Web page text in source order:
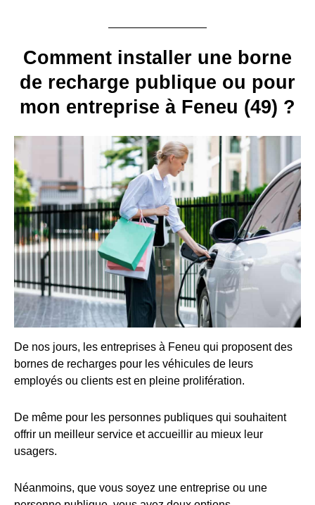
Comment installer une borne
de recharge publique ou pour
mon entreprise à Feneu (49) ?
De nos jours, les entreprises à Feneu qui proposent des
bornes de recharges pour les véhicules de leurs
employés ou clients est en pleine prolifération.
De même pour les personnes publiques qui souhaitent
offrir un meilleur service et accueillir au mieux leur
usagers.
Néanmoins, que vous soyez une entreprise ou une